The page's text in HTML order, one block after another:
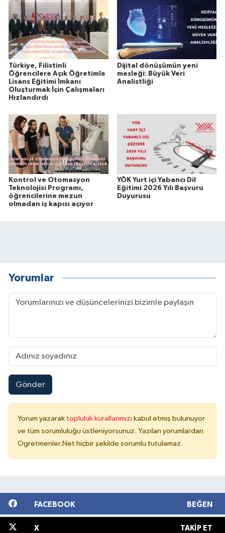
Türkiye, Filistinli
Öğrencilere Açık Öğretimle
Lisans Eğitimi İmkanı
Oluşturmak İçin Çalışmaları
Hızlandırdı
Dijital dönüşümün yeni
mesleği: Büyük Veri
Analistliği
Kontrol ve Otomasyon
Teknolojisi Programı,
öğrencilerine mezun
olmadan iş kapısı açıyor
YÖK Yurt içi Yabancı Dil
Eğitimi 2026 Yılı Başvuru
Duyurusu
Yorumlar
Gönder
Yorum yazarak topluluk kurallarımızı kabul etmiş bulunuyor
ve tüm sorumluluğu üstleniyorsunuz. Yazılan yorumlardan
Ogretmenler.Net hiçbir şekilde sorumlu tutulamaz.
FACEBOOK BEĞEN
X TAKIP ET